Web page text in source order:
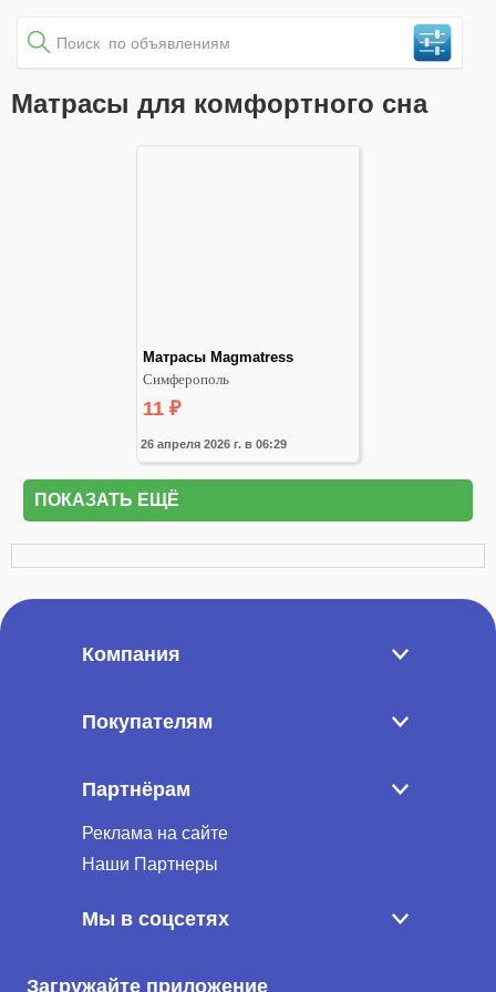
Матрасы для комфортного сна
26 апреля 2026 г. в 06:29
Матрасы Magmatress
Симферополь
11 ₽
ПОКАЗАТЬ ЕЩЁ
Компания
Покупателям
Партнёрам
Реклама на сайте
Наши Партнеры
Мы в соцсетях
Загружайте приложение